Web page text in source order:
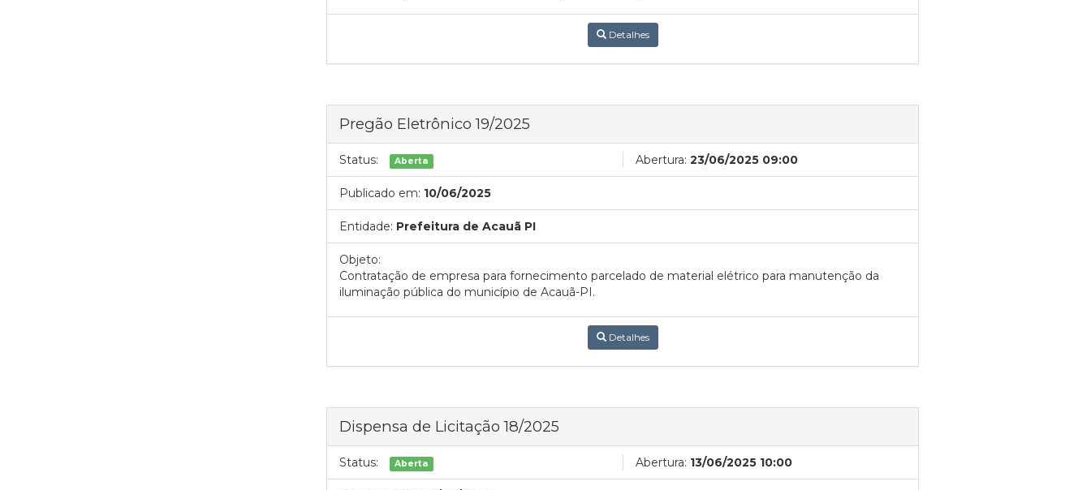
Detalhes
Pregão Eletrônico 19/2025
Status: Aberta Abertura: 23/06/2025 09:00
Publicado em: 10/06/2025
Entidade: Prefeitura de Acauã PI
Objeto:
Contratação de empresa para fornecimento parcelado de material elétrico para manutenção da
iluminação pública do município de Acauã-PI.
Detalhes
Dispensa de Licitação 18/2025
Status: Aberta Abertura: 13/06/2025 10:00